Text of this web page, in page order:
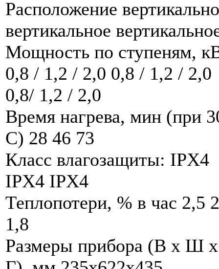
Расположение
вертикальное
Мощность по ступеням,
0,8 / 1,2 / 2,0 0,8 / 1,2 / 2,0
0,8/ 1,2 / 2,0
Время нагрева, мин (при
C) 28 46 73
Класс влагозащиты: IPX4
IPX4 IPX4
Теплопотери, % в час 2,5
1,8
Размеры прибора (В x Ш x